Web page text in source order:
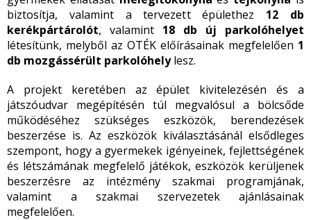
biztosítja, valamint a tervezett épülethez 12 db
kerékpártárolót, valamint 18 db új parkolóhelyet
létesítünk, melyből az OTÉK előírásainak megfelelően 1
db mozgássérült parkolóhelylesz.
A projekt keretében az épület kivitelezésén és a
játszóudvar megépítésén túl megvalósul a bölcsőde
működéséhez szükséges eszközök, berendezések
beszerzése is. Az eszközök kiválasztásánál elsődleges
szempont, hogy a gyermekek igényeinek, fejlettségének
és létszámának megfelelő játékok, eszközök kerüljenek
beszerzésre az intézmény szakmai programjának,
valamint a szakmai szervezetek ajánlásainak
megfelelően.